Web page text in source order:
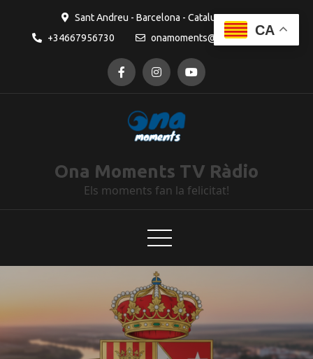
Sant Andreu - Barcelona - Catalunya
+34667956730
onamoments@gmail.com
Ona Moments TV Ràdio
Els moments fan la felicitat!
CA